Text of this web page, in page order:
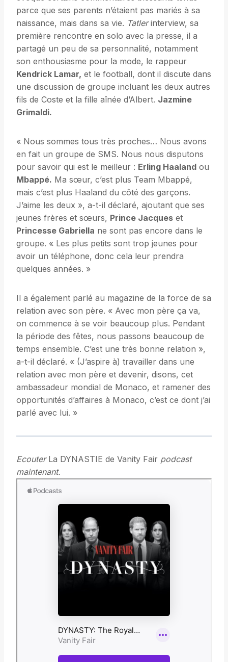
parce que ses parents n’étaient pas mariés à sa
naissance, mais dans sa vie. Tatlerinterview, sa
première rencontre en solo avec la presse, il a
partagé un peu de sa personnalité, notamment
son enthousiasme pour la mode, le rappeur
Kendrick Lamar, et le football, dont il discute dans
une discussion de groupe incluant les deux autres
fils de Coste et la fille aînée d’Albert. Jazmine
Grimaldi.
« Nous sommes tous très proches… Nous avons
en fait un groupe de SMS. Nous nous disputons
pour savoir qui est le meilleur : Erling Haaland ou
Mbappé. Ma sœur, c’est plus Team Mbappé,
mais c’est plus Haaland du côté des garçons.
J’aime les deux », a-t-il déclaré, ajoutant que ses
jeunes frères et sœurs, Prince Jacques et
Princesse Gabriella ne sont pas encore dans le
groupe. « Les plus petits sont trop jeunes pour
avoir un téléphone, donc cela leur prendra
quelques années. »
Il a également parlé au magazine de la force de sa
relation avec son père. « Avec mon père ça va,
on commence à se voir beaucoup plus. Pendant
la période des fêtes, nous passons beaucoup de
temps ensemble. C’est une très bonne relation »,
a-t-il déclaré. « (J’aspire à) travailler dans une
relation avec mon père et devenir, disons, cet
ambassadeur mondial de Monaco, et ramener des
opportunités d’affaires à Monaco, c’est ce dont j’ai
parlé avec lui. »
EcouterLa DYNASTIE de Vanity Fair podcast
maintenant.